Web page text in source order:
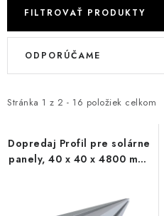
FILTROVAŤ PRODUKTY
V
i
p
r
Stránka 1 z 2 - 16 položiek celkom
R
e
i
e
ODPORÚČAME
Dopredaj Profil pre solárne
panely, 40 x 40 x 4800 mm,